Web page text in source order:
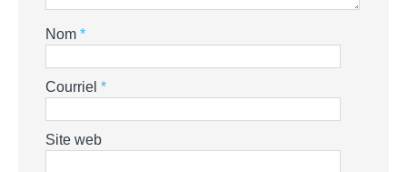
Nom *
Courriel *
Site web